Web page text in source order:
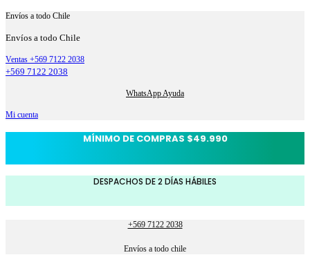
Envíos a todo Chile
Envíos a todo Chile
Ventas +569 7122 2038
+569 7122 2038
WhatsApp Ayuda
Mi cuenta
MÍNIMO DE COMPRAS $49.990
DESPACHOS DE 2 DÍAS HÁBILES
+569 7122 2038
Envíos a todo chile